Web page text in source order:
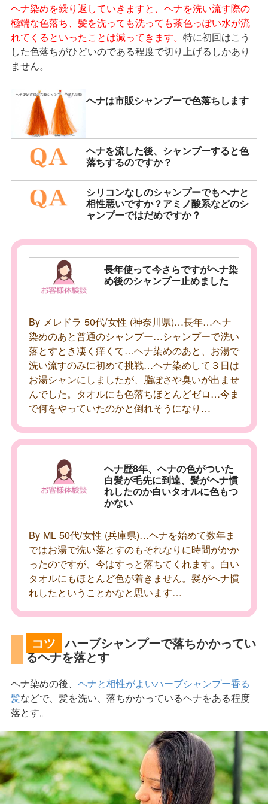
ヘナ染めを繰り返していきますと、ヘナを洗い流す際の
極端な色落ち、髪を洗っても洗っても茶色っぽい水が流
れてくるといったことは減ってきます。 特に初回はこう
した色落ちがひどいのである程度で切り上げるしかあり
ません。
ヘナは市販シャンプーで色落ちします
ヘナを流した後、シャンプーすると色
落ちするのですか？
シリコンなしのシャンプーでもヘナと
相性悪いですか？アミノ酸系などのシ
ャンプーではだめですか？
長年使って今さらですがヘナ染
め後のシャンプー止めました
By メレドラ 50代/女性 (神奈川県)…長年…ヘナ
染めのあと普通のシャンプー…シャンプーで洗い
落とすとき凄く痒くて…ヘナ染めのあと、お湯で
洗い流すのみに初めて挑戦…ヘナ染めして３日は
お湯シャンにしましたが、脂ぽさや臭いが出ませ
んでした。タオルにも色落ちほとんどゼロ…今ま
で何をやっていたのかと倒れそうになり…
ヘナ歴8年、ヘナの色がついた
白髪が毛先に到達、髪がヘナ慣
れしたのか白いタオルに色もつ
かない
By ML 50代/女性 (兵庫県)…ヘナを始めて数年ま
ではお湯で洗い落とすのもそれなりに時間がかか
ったのですが、今はすっと落ちてくれます。白い
タオルにもほとんど色が着きません。髪がヘナ慣
れしたということかなと思います…
コツ ハーブシャンプーで落ちかかってい
るヘナを落とす
ヘナ染めの後、 ヘナと相性がよいハーブシャンプー香る
髪などで、髪を洗い、落ちかかっているヘナをある程度
落とす。